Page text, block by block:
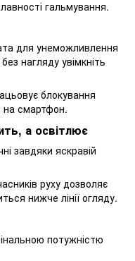
гальмування.
для унеможливлення
нагляду увімкніть
блокування
на смартфон.
а освітлює
завдяки яскравій
руху дозволяє
нижче лінії огляду.
потужністю